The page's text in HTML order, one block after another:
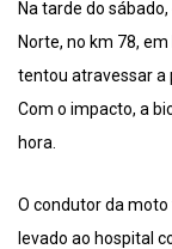
Na tarde do
Norte, no km 78,
tentou atravessar a
Com o impacto, a
hora.
O condutor da
levado ao hospital